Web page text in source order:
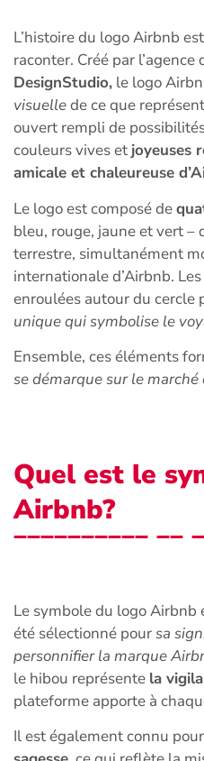
L’histoire du logo Airbnb
raconter. Créé par l’agence
DesignStudio, le logo
visuellede ce que
ouvert rempli de
couleurs vives et joyeuses
amicale et chaleureuse
Le logo est composé de
bleu, rouge, jaune et vert
terrestre, simultanément
internationale d’Airbnb.
enroulées autour du cercle
unique qui symbolise le
Ensemble, ces éléments
se démarque sur le
Quel est le
Airbnb?
Le symbole du logo Airbnb
été sélectionné poursa
personnifier la marque
le hibou représente la
plateforme apporte à
Il est également connu